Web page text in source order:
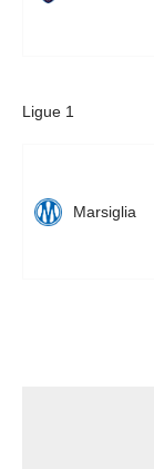
Ligue 1
Marsiglia